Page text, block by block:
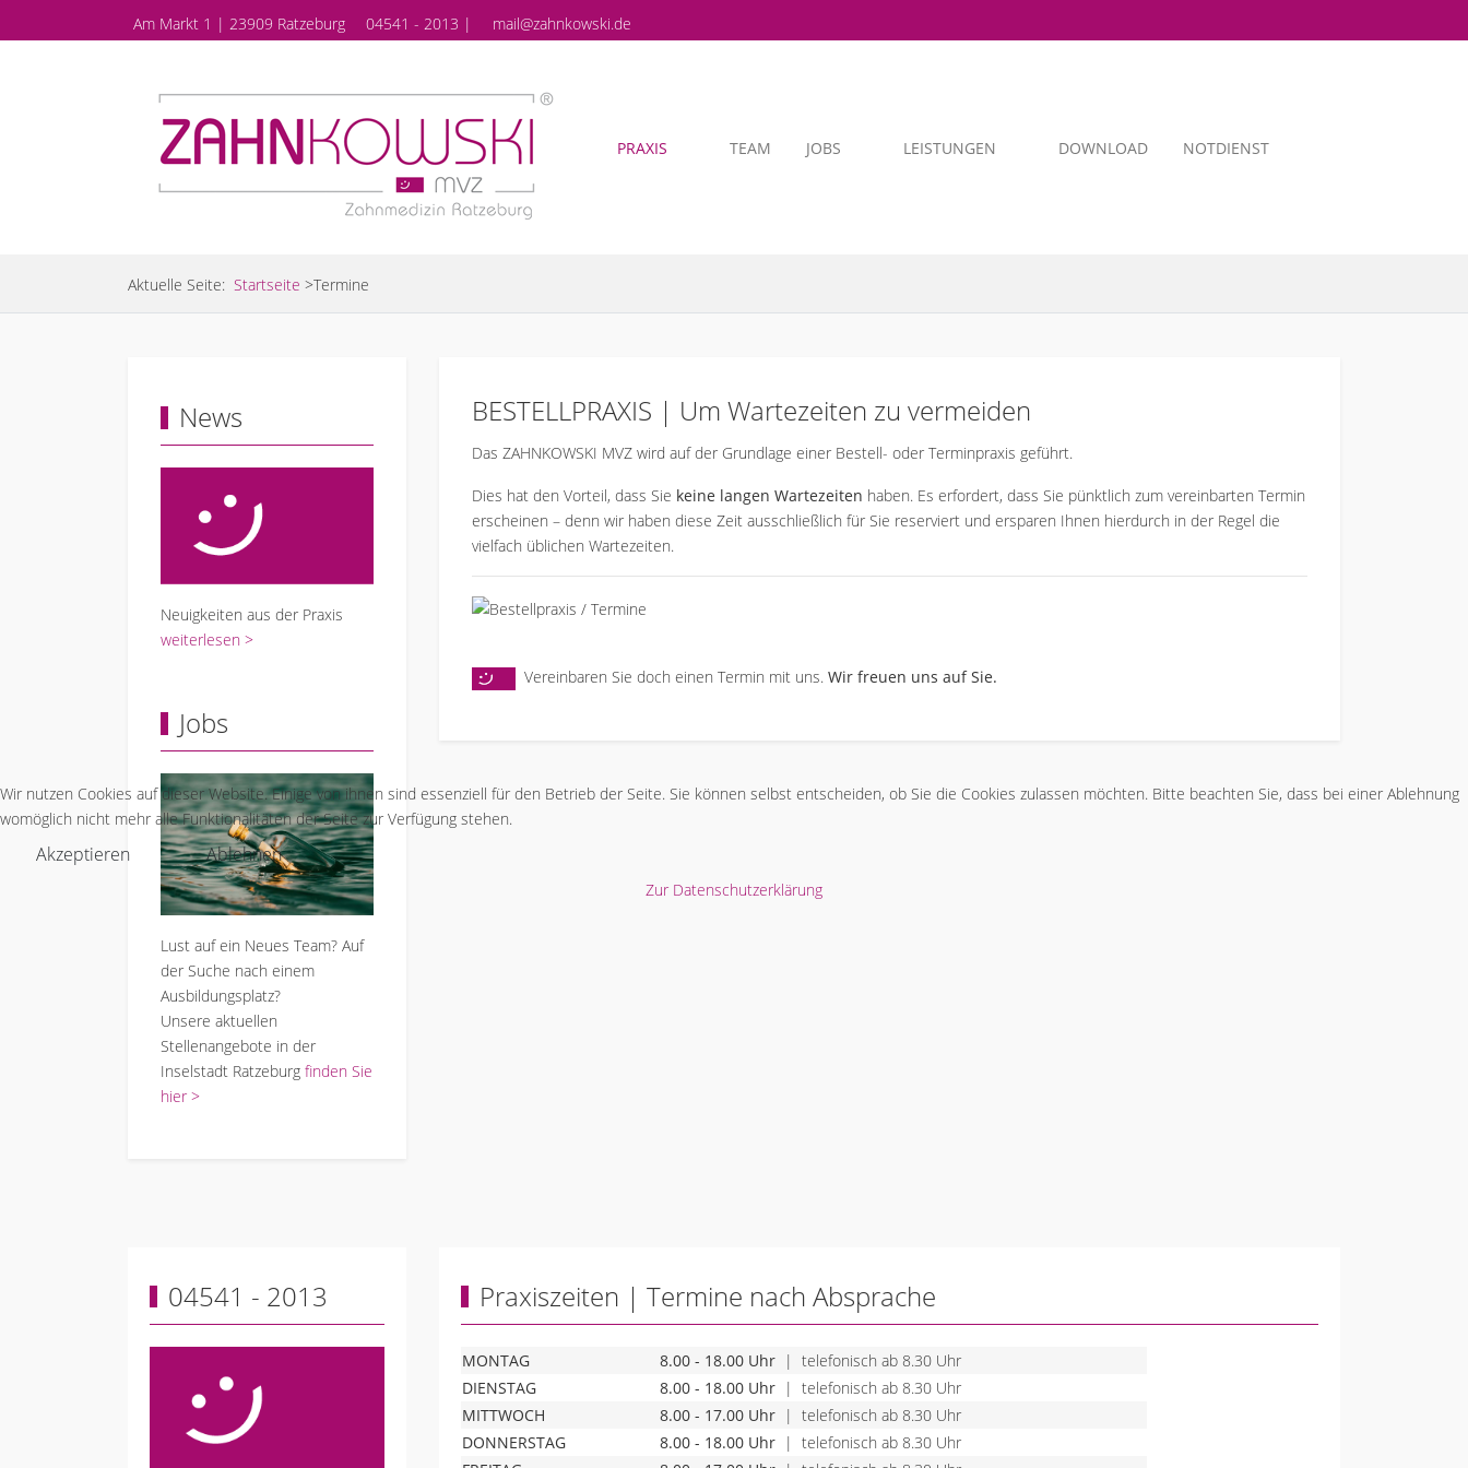
Am Markt 1 | 23909 Ratzeburg 04541 - 2013 | mail@zahnkowski.de
PRAXIS TEAM JOBS LEISTUNGEN DOWNLOAD NOTDIENST
Aktuelle Seite: Startseite >Termine
News
Neuigkeiten aus der Praxis
weiterlesen >
Jobs
Lust auf ein Neues Team? Auf
der Suche nach einem
Ausbildungsplatz?
Unsere aktuellen
Stellenangebote in der
Inselstadt Ratzeburg finden Sie
hier >
BESTELLPRAXIS | Um Wartezeiten zu vermeiden
Das ZAHNKOWSKI MVZ wird auf der Grundlage einer Bestell- oder Terminpraxis geführt.
Dies hat den Vorteil, dass Sie keine langen Wartezeiten haben. Es erfordert, dass Sie pünktlich zum vereinbarten Termin
erscheinen – denn wir haben diese Zeit ausschließlich für Sie reserviert und ersparen Ihnen hierdurch in der Regel die
vielfach üblichen Wartezeiten.
Vereinbaren Sie doch einen Termin mit uns. Wir freuen uns auf Sie.
04541 - 2013 Praxiszeiten | Termine nach Absprache
MONTAG 8.00 - 18.00 Uhr | telefonisch ab 8.30 Uhr
DIENSTAG
8.00 - 18.00 Uhr | telefonisch ab 8.30 Uhr
MITTWOCH
8.00 - 17.00 Uhr | telefonisch ab 8.30 Uhr
DONNERSTAG
8.00 - 18.00 Uhr | telefonisch ab 8.30 Uhr
Wir nutzen Cookies auf dieser Website. Einige von ihnen sind essenziell für den Betrieb der Seite. Sie können selbst entscheiden, ob Sie die Cookies zulassen möchten. Bitte beachten Sie, dass bei einer Ablehnung
womöglich nicht mehr alle Funktionalitäten der Seite zur Verfügung stehen.
Akzeptieren Ablehnen
Zur Datenschutzerklärung